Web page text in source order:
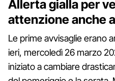
Allerta gialla per
attenzione anche
Le prime avvisaglie erano
ieri, mercoledì 26 marzo
iniziato a cambiare